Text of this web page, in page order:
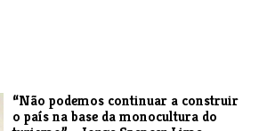
“Não podemos continuar a construir
o país na base da monocultura do